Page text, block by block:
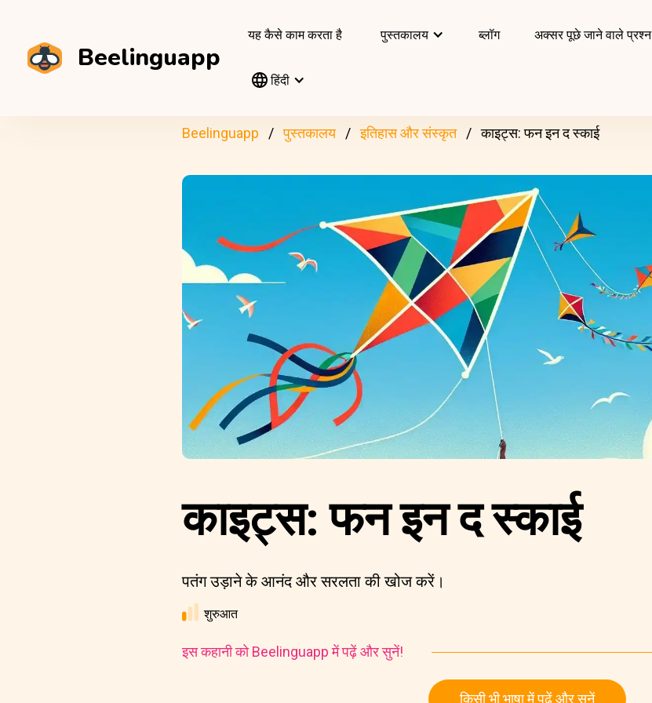
Beelinguapp
यह कैसे काम करता है पुस्तकालय ब्लॉग अक्सर पूछे जाने वाले प्रश्न
हिंदी
Beelinguapp पुस्तकालय इतिहास और संस्कृत काइट्स: फन इन द स्काई
काइट्स: फन इन द स्काई
पतंग उड़ाने के आनंद और सरलता की खोज करें।
शुरुआत
इस कहानी को Beelinguapp में पढ़ें और सुनें!
किसी भी भाषा में पढ़ें और सुनें